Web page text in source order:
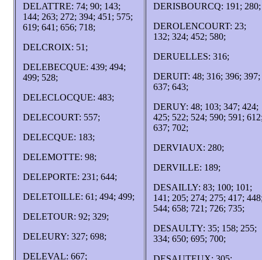
DELATTRE: 74; 90; 143;
144; 263; 272; 394; 451; 575;
619; 641; 656; 718;
DELCROIX: 51;
DELEBECQUE: 439; 494;
499; 528;
DELECLOCQUE: 483;
DELECOURT: 557;
DELECQUE: 183;
DELEMOTTE: 98;
DELEPORTE: 231; 644;
DELETOILLE: 61; 494; 499;
DELETOUR: 92; 329;
DELEURY: 327; 698;
DELEVAL: 667;
DERISBOURCQ: 191; 280;
DEROLENCOURT: 23;
132; 324; 452; 580;
DERUELLES: 316;
DERUIT: 48; 316; 396; 397;
637; 643;
DERUY: 48; 103; 347; 424;
425; 522; 524; 590; 591;
637; 702;
DERVIAUX: 280;
DERVILLE: 189;
DESAILLY: 83; 100; 101;
141; 205; 274; 275; 417;
544; 658; 721; 726; 735;
DESAULTY: 35; 158; 255;
334; 650; 695; 700;